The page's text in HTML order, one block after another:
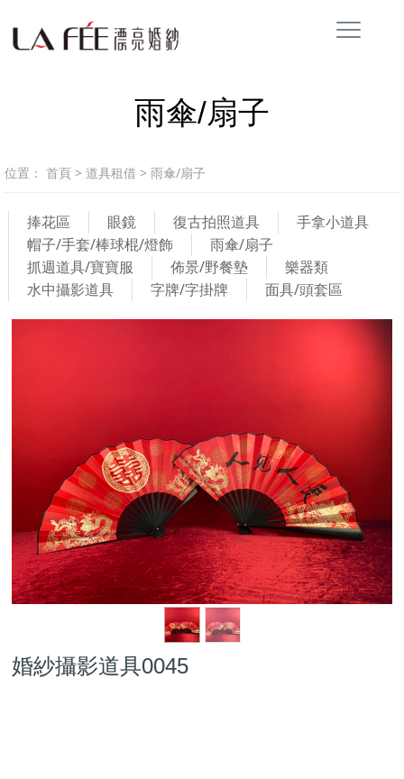
雨傘/扇子
位置： 首頁 > 道具租借 > 雨傘/扇子
捧花區 眼鏡 復古拍照道具
手拿小道具
帽子/手套/棒球棍/燈飾
雨傘/扇子
抓週道具/寶寶服
佈景/野餐墊
樂器類
水中攝影道具
字牌/字掛牌 面具/頭套區
婚紗攝影道具0045